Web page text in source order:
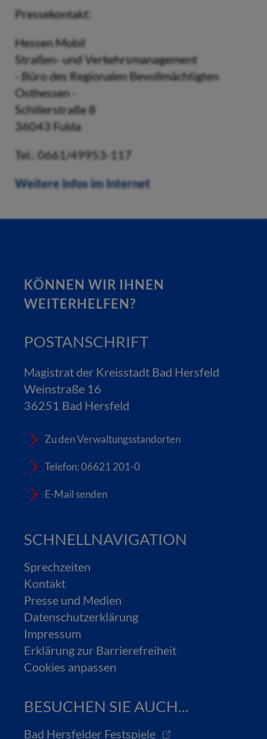
Pressekontakt:
Hessen Mobil
Straßen- und Verkehrsmanagement
- Büro des Regionalen Bevollmächtigten
Osthessen -
Schillerstraße 8
36043 Fulda
Tel.: 0661/49953-117
Weitere Infos im Internet
KÖNNEN WIR IHNEN
WEITERHELFEN?
POSTANSCHRIFT
Magistrat der Kreisstadt Bad Hersfeld
Weinstraße 16
36251 Bad Hersfeld
Zu den Verwaltungsstandorten
Telefon: 06621 201-0
E-Mail senden
SCHNELLNAVIGATION
Sprechzeiten
Kontakt
Presse und Medien
Datenschutzerklärung
Impressum
Erklärung zur Barrierefreiheit
Cookies anpassen
BESUCHEN SIE AUCH...
Bad Hersfelder Festspiele